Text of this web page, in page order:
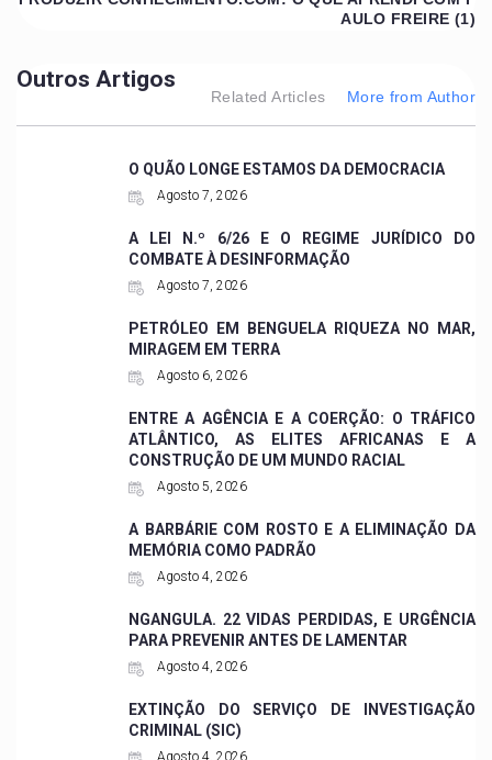
AULO FREIRE (1)
Outros Artigos
Related Articles More from Author
O QUÃO LONGE ESTAMOS DA DEMOCRACIA
Agosto 7, 2026
A LEI N.º 6/26 E O REGIME JURÍDICO DO
COMBATE À DESINFORMAÇÃO
Agosto 7, 2026
PETRÓLEO EM BENGUELA RIQUEZA NO MAR,
MIRAGEM EM TERRA
Agosto 6, 2026
ENTRE A AGÊNCIA E A COERÇÃO: O TRÁFICO
ATLÂNTICO, AS ELITES AFRICANAS E A
CONSTRUÇÃO DE UM MUNDO RACIAL
Agosto 5, 2026
A BARBÁRIE COM ROSTO E A ELIMINAÇÃO DA
MEMÓRIA COMO PADRÃO
Agosto 4, 2026
NGANGULA. 22 VIDAS PERDIDAS, E URGÊNCIA
PARA PREVENIR ANTES DE LAMENTAR
Agosto 4, 2026
EXTINÇÃO DO SERVIÇO DE INVESTIGAÇÃO
CRIMINAL (SIC)
Agosto 4, 2026